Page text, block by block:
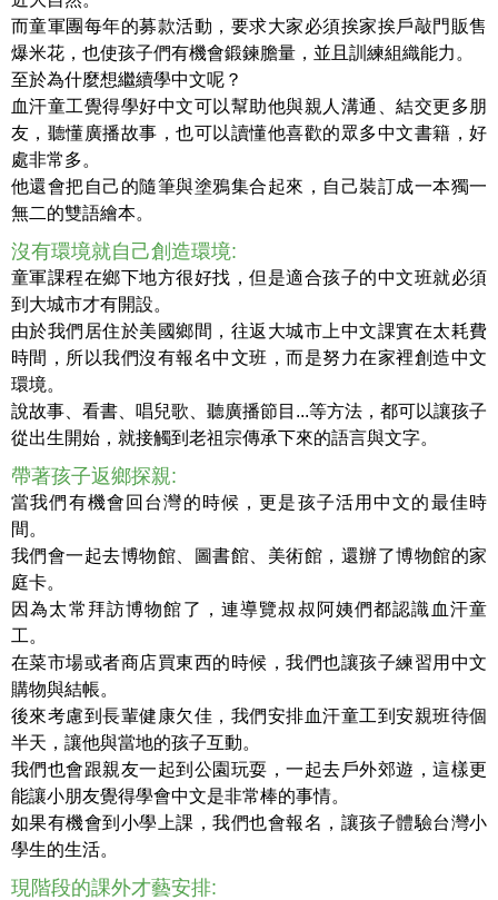
而童軍團每年的募款活動，要求大家必須挨家挨戶敲門販售
爆米花，也使孩子們有機會鍛鍊膽量，並且訓練組織能力。
至於為什麼想繼續學中文呢？
血汗童工覺得學好中文可以幫助他與親人溝通、結交更多朋
友，聽懂廣播故事，也可以讀懂他喜歡的眾多中文書籍，好
處非常多。
他還會把自己的隨筆與塗鴉集合起來，自己裝訂成一本獨一
無二的雙語繪本。
沒有環境就自己創造環境:
童軍課程在鄉下地方很好找，但是適合孩子的中文班就必須
到大城市才有開設。
由於我們居住於美國鄉間，往返大城市上中文課實在太耗費
時間，所以我們沒有報名中文班，而是努力在家裡創造中文
環境。
說故事、看書、唱兒歌、聽廣播節目...等方法，都可以讓孩子
從出生開始，就接觸到老祖宗傳承下來的語言與文字。
帶著孩子返鄉探親:
當我們有機會回台灣的時候，更是孩子活用中文的最佳時
間。
我們會一起去博物館、圖書館、美術館，還辦了博物館的家
庭卡。
因為太常拜訪博物館了，連導覽叔叔阿姨們都認識血汗童
工。
在菜市場或者商店買東西的時候，我們也讓孩子練習用中文
購物與結帳。
後來考慮到長輩健康欠佳，我們安排血汗童工到安親班待個
半天，讓他與當地的孩子互動。
我們也會跟親友一起到公園玩耍，一起去戶外郊遊，這樣更
能讓小朋友覺得學會中文是非常棒的事情。
如果有機會到小學上課，我們也會報名，讓孩子體驗台灣小
學生的生活。
現階段的課外才藝安排: